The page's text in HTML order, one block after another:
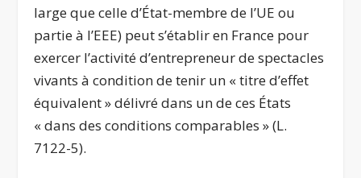
large que celle d’État-membre de l’UE ou
partie à l’EEE) peut s’établir en France pour
exercer l’activité d’entrepreneur de spectacles
vivants à condition de tenir un « titre d’effet
équivalent » délivré dans un de ces États
« dans des conditions comparables » (L.
7122-5).